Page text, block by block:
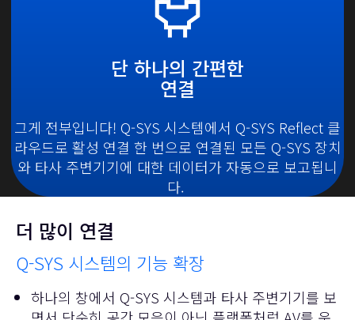
단 하나의 간편한
연결
그게 전부입니다! Q-SYS 시스템에서 Q-SYS Reflect 클
라우드로 활성 연결 한 번으로 연결된 모든 Q-SYS 장치
와 타사 주변기기에 대한 데이터가 자동으로 보고됩니
다.
더 많이 연결
Q-SYS 시스템의 기능 확장
하나의 창에서 Q-SYS 시스템과 타사 주변기기를 보